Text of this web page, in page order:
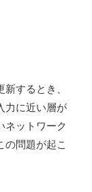
するとき、
力に近い層が
ネットワーク
の問題が起こ